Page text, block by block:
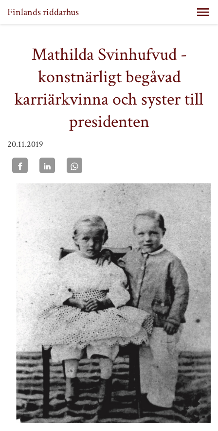
Finlands riddarhus
Mathilda Svinhufvud -
konstnärligt begåvad
karriärkvinna och syster till
presidenten
20.11.2019